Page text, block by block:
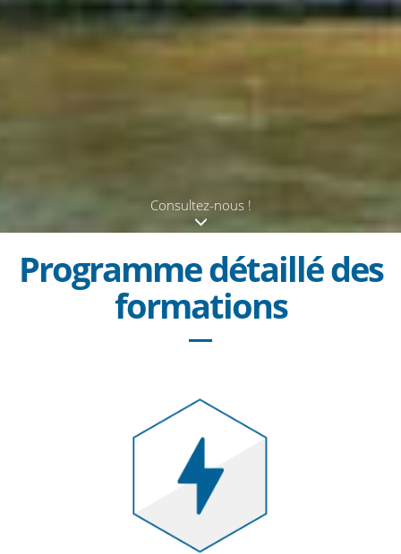
Consultez-nous !
Programme détaillé des
formations